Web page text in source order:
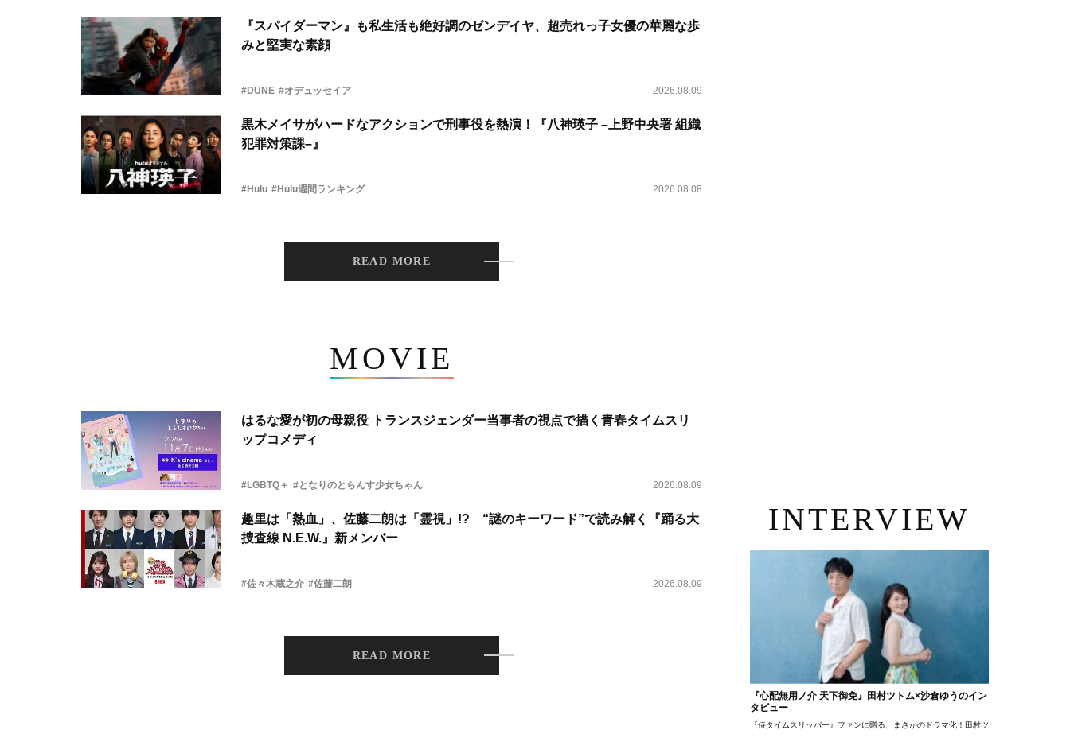
『スパイダーマン』も私生活も絶好調のゼンデイヤ、超売れっ子女優の華麗な歩
みと堅実な素顔
#DUNE #オデュッセイア 2026.08.09
黒木メイサがハードなアクションで刑事役を熱演！『八神瑛子 –上野中央署 組織
犯罪対策課–』
#Hulu #Hulu週間ランキング 2026.08.08
READ MORE
MOVIE
はるな愛が初の母親役 トランスジェンダー当事者の視点で描く青春タイムスリ
ップコメディ
#LGBTQ＋ #となりのとらんす少女ちゃん 2026.08.09
趣里は「熱血」、佐藤二朗は「霊視」!? “謎のキーワード”で読み解く『踊る大
捜査線 N.E.W.』新メンバー
#佐々木蔵之介 #佐藤二朗 2026.08.09
READ MORE
INTERVIEW
『心配無用ノ介 天下御免』田村ツトム×沙倉ゆうのイン
タビュー
『侍タイムスリッパー』ファンに贈る、まさかのドラマ化！田村ツトム×沙倉ゆうのが語